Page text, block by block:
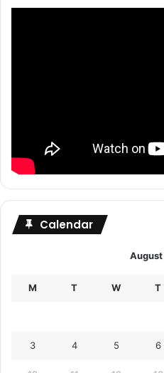
Calendar
M T W T
3 4 5 6